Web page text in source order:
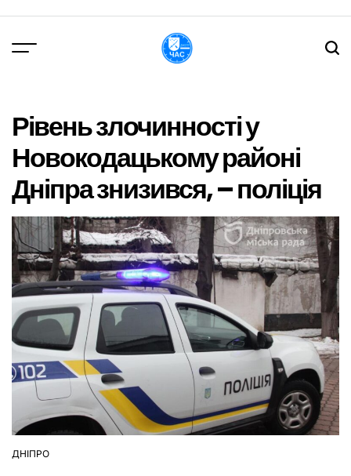
вмісту
Рівень злочинності у
Новокодацькому районі
Дніпра знизився, – поліція
ОПУБЛІКУВАТИ
ДНІПРО